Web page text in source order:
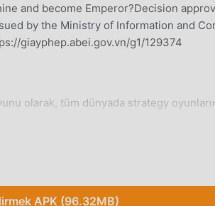
and become Emperor?Decision
by the Ministry of Information and
giayphep.abei.gov.vn/g1/129374
olarak, tüm dünyada strategy
en son sürümünü ücretsiz olarak
neşenin tadını çıkarmak üzerine.
etmeyeceğini ve %100 güvenli,
APK (96.32MB)